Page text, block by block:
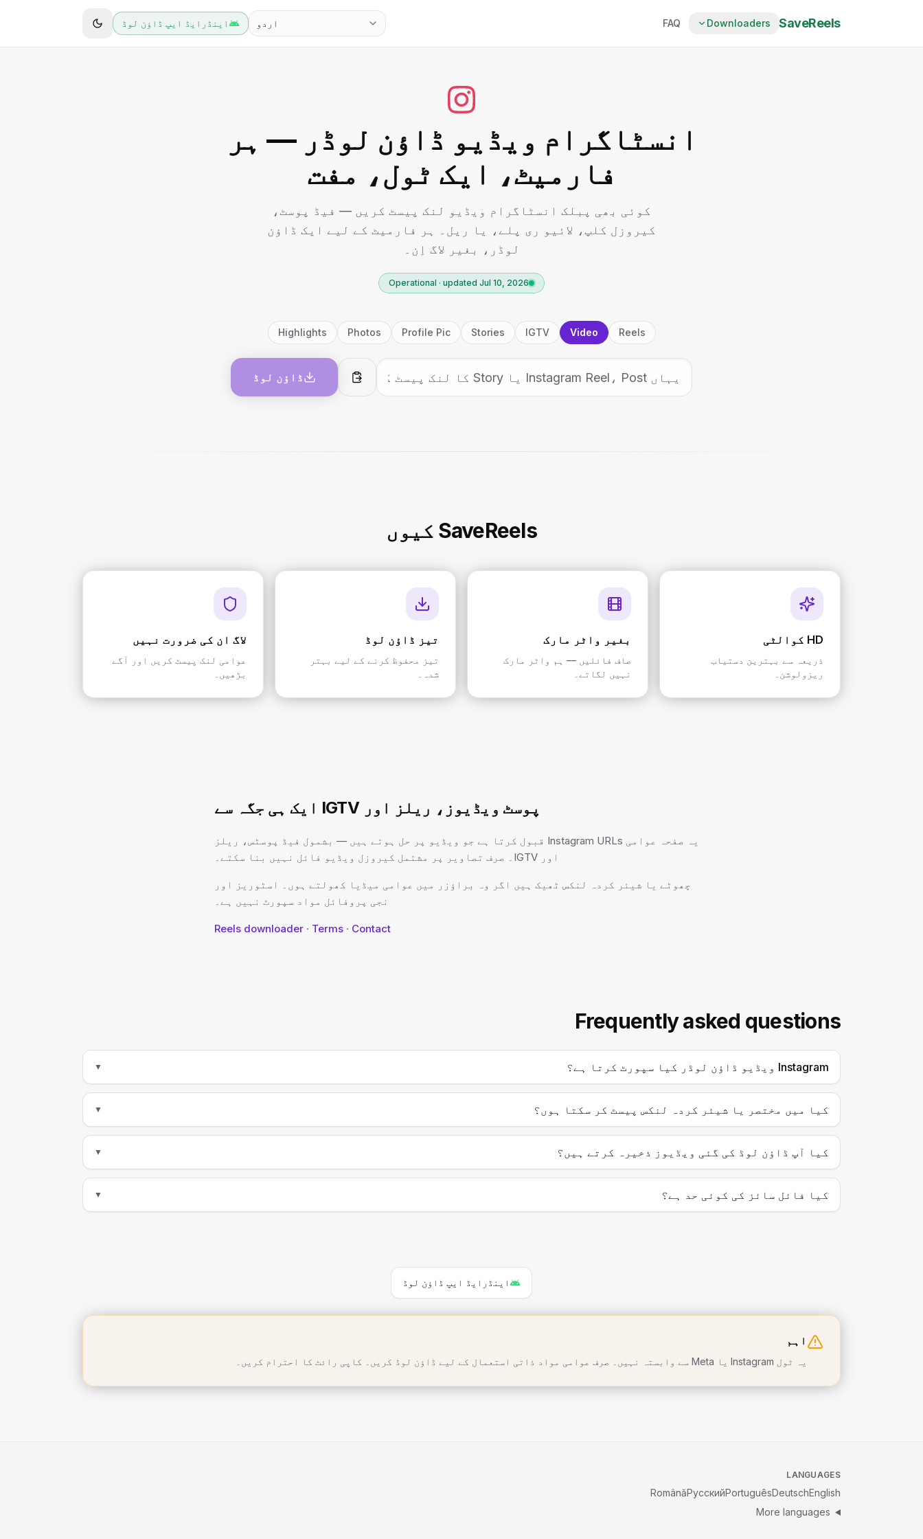
SaveReels
Downloaders
FAQ اردو اینڈرایڈ ایپ ڈاؤن لوڈ
انسٹاگرام ویڈیو ڈاؤن لوڈر — ہر
فارمیٹ، ایک ٹول، مفت
کوئی بھی پبلک انسٹاگرام ویڈیو لنک پیسٹ کریں — فیڈ پوسٹ،
کیروزل کلپ، لائیو ری پلے، یا ریل۔ ہر فارمیٹ کے لیے ایک ڈاؤن
لوڈر، بغیر لاگ اِن۔
Operational · updated Jul 10, 2026
Reels
Video
IGTV
Stories
Profile Pic
Photos
Highlights
پیسٹ
ڈاؤن لوڈ
SaveReels کیوں
HD کوالٹی
ذریعہ سے بہترین دستیاب
ریزولوشن۔
بغیر واٹر مارک
صاف فائلیں — ہم واٹر مارک
نہیں لگاتے۔
تیز ڈاؤن لوڈ
تیز محفوظ کرنے کے لیے بہتر
شدہ۔
لاگ ان کی ضرورت نہیں
عوامی لنک پیسٹ کریں اور آگے
بڑھیں۔
پوسٹ ویڈیوز، ریلز اور IGTV ایک ہی جگہ سے
یہ صفحہ عوامی Instagram URLs قبول کرتا ہے جو ویڈیو پر حل ہوتے ہیں — بشمول فیڈ پوسٹس، ریلز
اور IGTV۔ صرف تصاویر پر مشتمل کیروزل ویڈیو فائل نہیں بنا سکتے۔
چھوٹے یا شیئر کردہ لنکس ٹھیک ہیں اگر وہ براؤزر میں عوامی میڈیا کھولتے ہوں۔ اسٹوریز اور
نجی پروفائل مواد سپورٹ نہیں ہے۔
Reels downloader · Terms · Contact
Frequently asked questions
Instagram ویڈیو ڈاؤن لوڈر کیا سپورٹ کرتا ہے؟ ▼
کیا میں مختصر یا شیئر کردہ لنکس پیسٹ کر سکتا ہوں؟ ▼
کیا آپ ڈاؤن لوڈ کی گئی ویڈیوز ذخیرہ کرتے ہیں؟ ▼
کیا فائل سائز کی کوئی حد ہے؟ ▼
اینڈرایڈ ایپ ڈاؤن لوڈ
اہم
یہ ٹول Instagram یا Meta سے وابستہ نہیں۔ صرف عوامی مواد ذاتی استعمال کے لیے ڈاؤن لوڈ کریں۔ کاپی رائٹ کا احترام کریں۔
LANGUAGES
English
Deutsch
Português
Русский
Română
More languages